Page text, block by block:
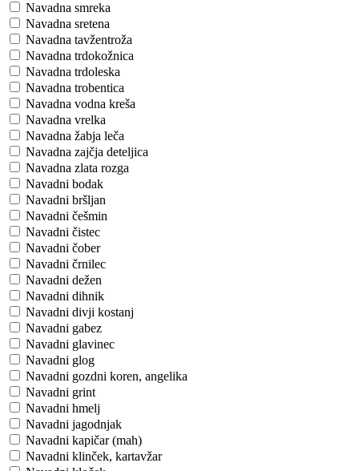
Navadna smreka
Navadna sretena
Navadna tavžentroža
Navadna trdokožnica
Navadna trdoleska
Navadna trobentica
Navadna vodna kreša
Navadna vrelka
Navadna žabja leča
Navadna zajčja deteljica
Navadna zlata rozga
Navadni bodak
Navadni bršljan
Navadni češmin
Navadni čistec
Navadni čober
Navadni črnilec
Navadni dežen
Navadni dihnik
Navadni divji kostanj
Navadni gabez
Navadni glavinec
Navadni glog
Navadni gozdni koren, angelika
Navadni grint
Navadni hmelj
Navadni jagodnjak
Navadni kapičar (mah)
Navadni klinček, kartavžar